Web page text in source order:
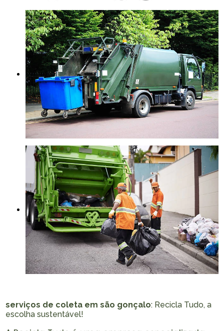
serviços de coleta em são gonçalo: Recicla Tudo, a
escolha sustentável!